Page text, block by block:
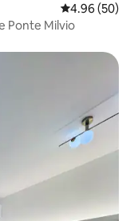
Calificación
4.96 (50)
Ponte Milvio